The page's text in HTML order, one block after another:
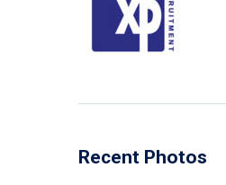
Recent Photos